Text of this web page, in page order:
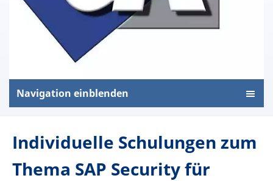
Navigation einblenden
Individuelle Schulungen zum
Thema SAP Security für